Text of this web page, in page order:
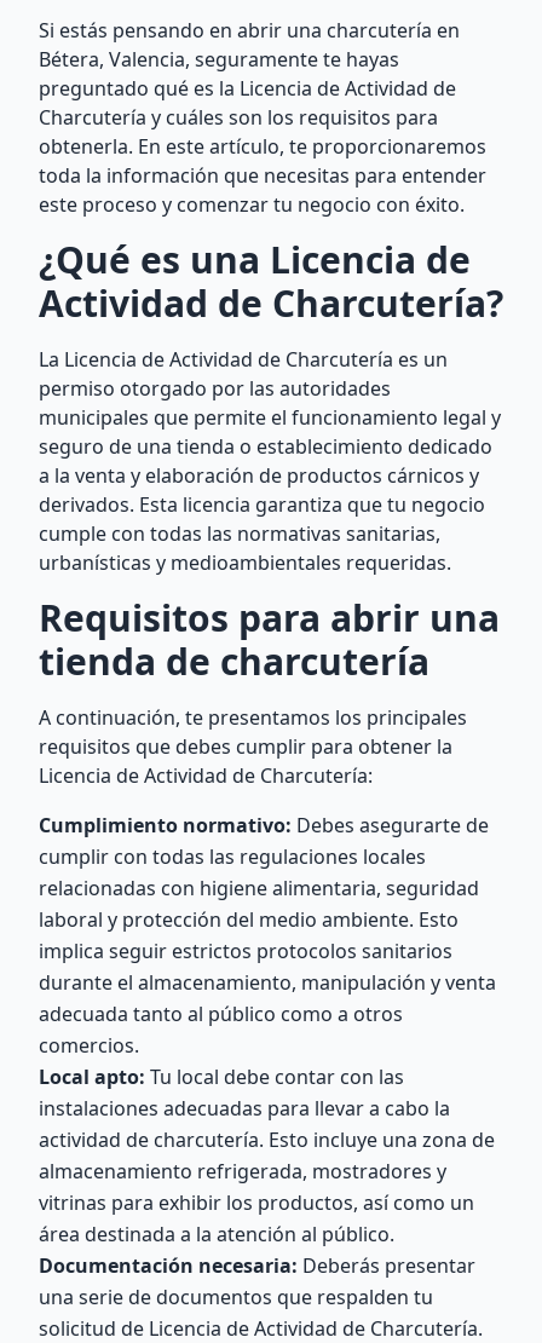
Si estás pensando en abrir una charcutería en
Bétera, Valencia, seguramente te hayas
preguntado qué es la Licencia de Actividad de
Charcutería y cuáles son los requisitos para
obtenerla. En este artículo, te proporcionaremos
toda la información que necesitas para entender
este proceso y comenzar tu negocio con éxito.
¿Qué es una Licencia de
Actividad de Charcutería?
La Licencia de Actividad de Charcutería es un
permiso otorgado por las autoridades
municipales que permite el funcionamiento legal y
seguro de una tienda o establecimiento dedicado
a la venta y elaboración de productos cárnicos y
derivados. Esta licencia garantiza que tu negocio
cumple con todas las normativas sanitarias,
urbanísticas y medioambientales requeridas.
Requisitos para abrir una
tienda de charcutería
A continuación, te presentamos los principales
requisitos que debes cumplir para obtener la
Licencia de Actividad de Charcutería:
Cumplimiento normativo: Debes asegurarte de
cumplir con todas las regulaciones locales
relacionadas con higiene alimentaria, seguridad
laboral y protección del medio ambiente. Esto
implica seguir estrictos protocolos sanitarios
durante el almacenamiento, manipulación y venta
adecuada tanto al público como a otros
comercios.
Local apto: Tu local debe contar con las
instalaciones adecuadas para llevar a cabo la
actividad de charcutería. Esto incluye una zona de
almacenamiento refrigerada, mostradores y
vitrinas para exhibir los productos, así como un
área destinada a la atención al público.
Documentación necesaria: Deberás presentar
una serie de documentos que respalden tu
solicitud de Licencia de Actividad de Charcutería.